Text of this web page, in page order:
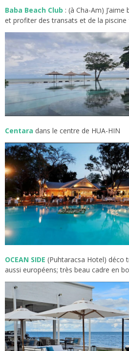
Baba Beach Club : (à Cha-Am)
et profiter des transats et de la piscine
Centara dans le centre de HUA-HIN
OCEAN SIDE (Puhtaracsa Hotel) déco
aussi européens; très beau cadre en